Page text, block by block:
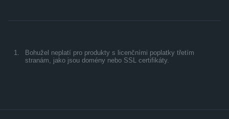
1.
Bohužel neplatí pro produkty s licenčními poplatky třetím
stranám, jako jsou domény nebo SSL certifikáty.